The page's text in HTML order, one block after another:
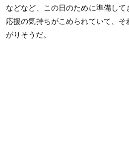
などなど、この日のために準備し
応援の気持ちがこめられていて、
がりそうだ。